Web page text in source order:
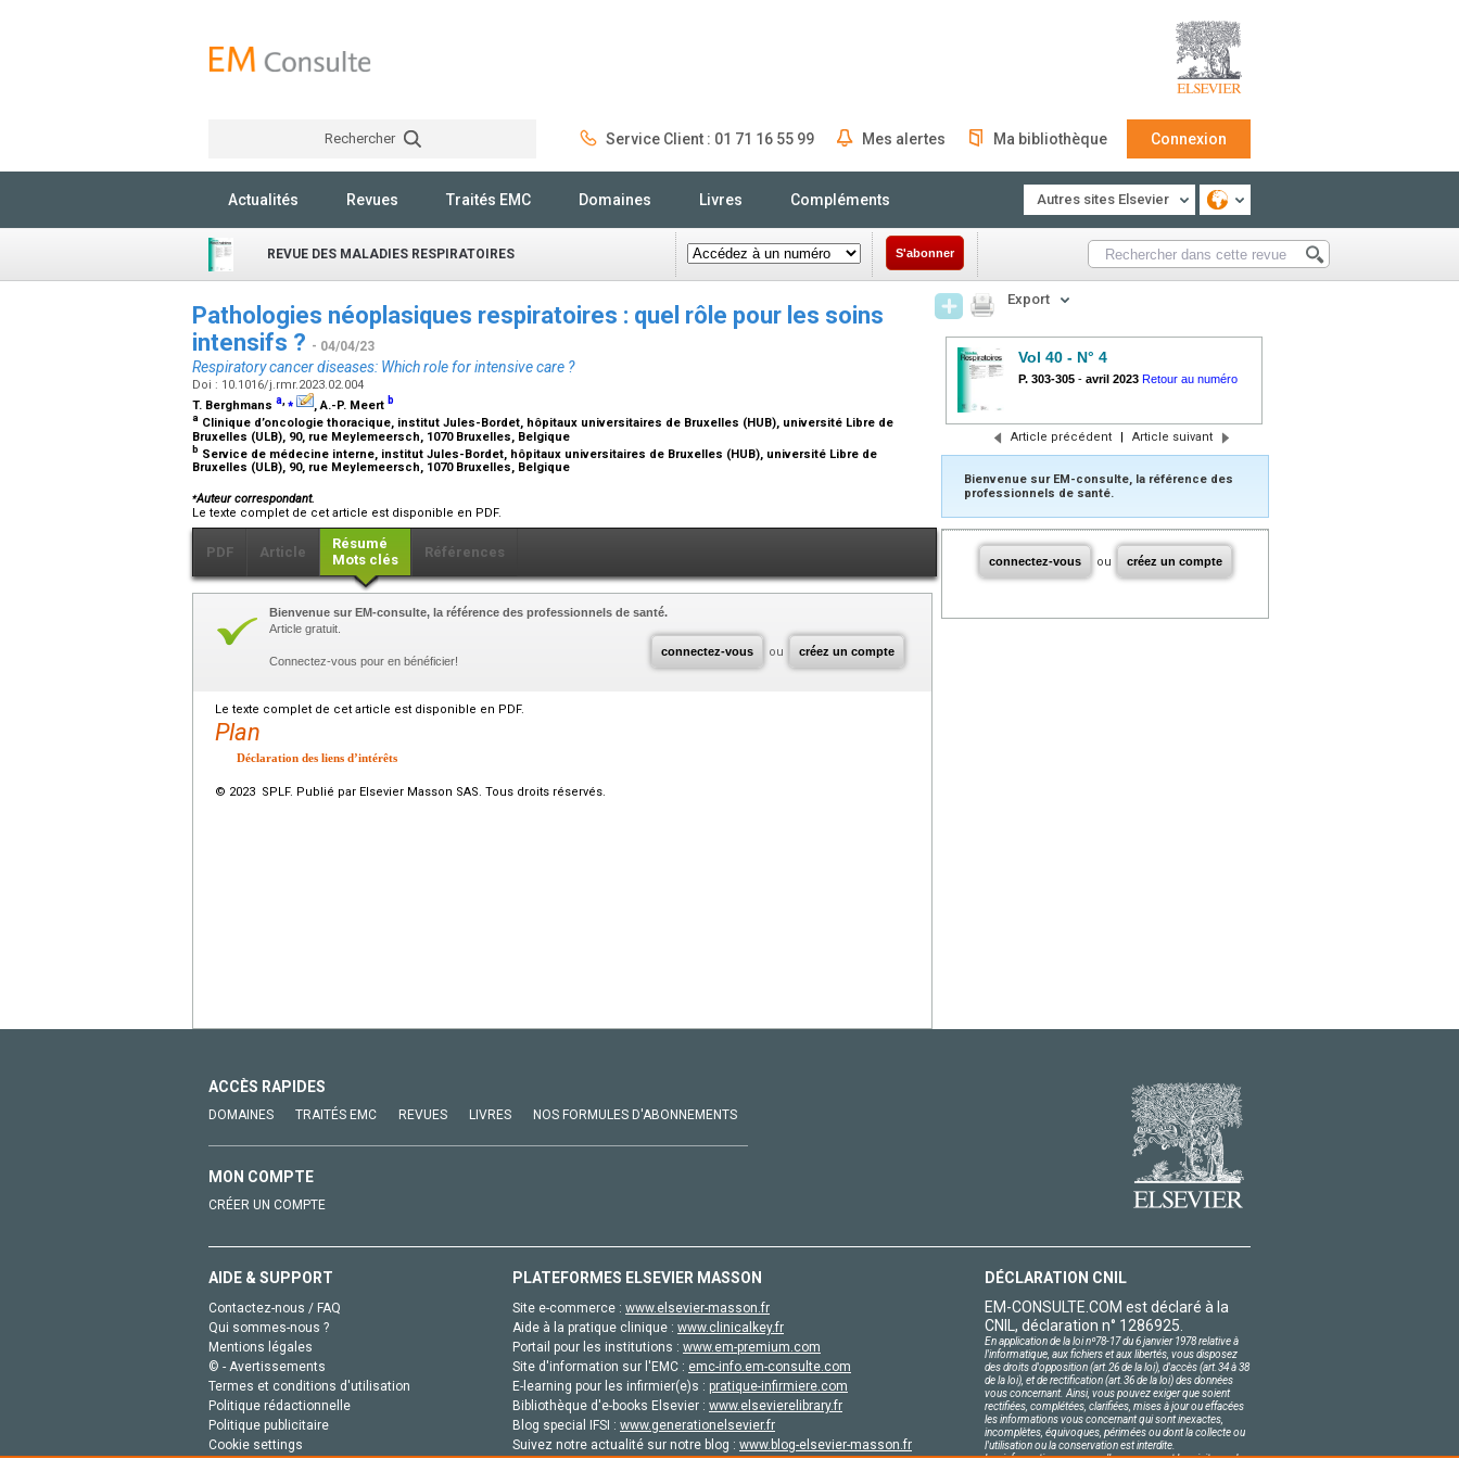
Rechercher Service Client : 01 71 16 55 99 Mes alertes Ma bibliothèque Connexion
Actualités Revues Traités EMC Domaines Livres Compléments Autres sites Elsevier
REVUE DES MALADIES RESPIRATOIRES S'abonner
Pathologies néoplasiques respiratoires : quel rôle pour les soins
intensifs ? - 04/04/23
Respiratory cancer diseases: Which role for intensive care ?
Doi : 10.1016/j.rmr.2023.02.004
T. Berghmans a,⁎ , A.-P. Meert b
a Clinique d’oncologie thoracique, institut Jules-Bordet, hôpitaux universitaires de Bruxelles (HUB), université Libre de
Bruxelles (ULB), 90, rue Meylemeersch, 1070 Bruxelles, Belgique
b Service de médecine interne, institut Jules-Bordet, hôpitaux universitaires de Bruxelles (HUB), université Libre de
Bruxelles (ULB), 90, rue Meylemeersch, 1070 Bruxelles, Belgique
⁎Auteur correspondant.
Le texte complet de cet article est disponible en PDF.
PDF Article
Résumé
Mots clés
Références
connectez-vous ou créez un compte
Bienvenue sur EM-consulte, la référence des professionnels de santé.
Article gratuit.
Connectez-vous pour en bénéficier!
Le texte complet de cet article est disponible en PDF.
Plan
Déclaration des liens d’intérêts
© 2023 SPLF. Publié par Elsevier Masson SAS. Tous droits réservés.
Export
Vol 40 - N° 4
P. 303-305 - avril 2023 Retour au numéro
Article précédent | Article suivant
Bienvenue sur EM-consulte, la référence des
professionnels de santé.
connectez-vous ou créez un compte
ACCÈS RAPIDES
DOMAINES TRAITÉS EMC REVUES LIVRES NOS FORMULES D'ABONNEMENTS
MON COMPTE
CRÉER UN COMPTE
AIDE & SUPPORT
Contactez-nous / FAQ
Qui sommes-nous ?
Mentions légales
© - Avertissements
Termes et conditions d'utilisation
Politique rédactionnelle
Politique publicitaire
Cookie settings
PLATEFORMES ELSEVIER MASSON
Site e-commerce : www.elsevier-masson.fr
Aide à la pratique clinique : www.clinicalkey.fr
Portail pour les institutions : www.em-premium.com
Site d'information sur l'EMC : emc-info.em-consulte.com
E-learning pour les infirmier(e)s : pratique-infirmiere.com
Bibliothèque d'e-books Elsevier : www.elsevierelibrary.fr
Blog special IFSI : www.generationelsevier.fr
Suivez notre actualité sur notre blog : www.blog-elsevier-masson.fr
DÉCLARATION CNIL
EM-CONSULTE.COM est déclaré à la
CNIL, déclaration n° 1286925.
En application de la loi nº78-17 du 6 janvier 1978 relative à
l'informatique, aux fichiers et aux libertés, vous disposez
des droits d'opposition (art.26 de la loi), d'accès (art.34 à 38
de la loi), et de rectification (art.36 de la loi) des données
vous concernant. Ainsi, vous pouvez exiger que soient
rectifiées, complétées, clarifiées, mises à jour ou effacées
les informations vous concernant qui sont inexactes,
incomplètes, équivoques, périmées ou dont la collecte ou
l'utilisation ou la conservation est interdite.